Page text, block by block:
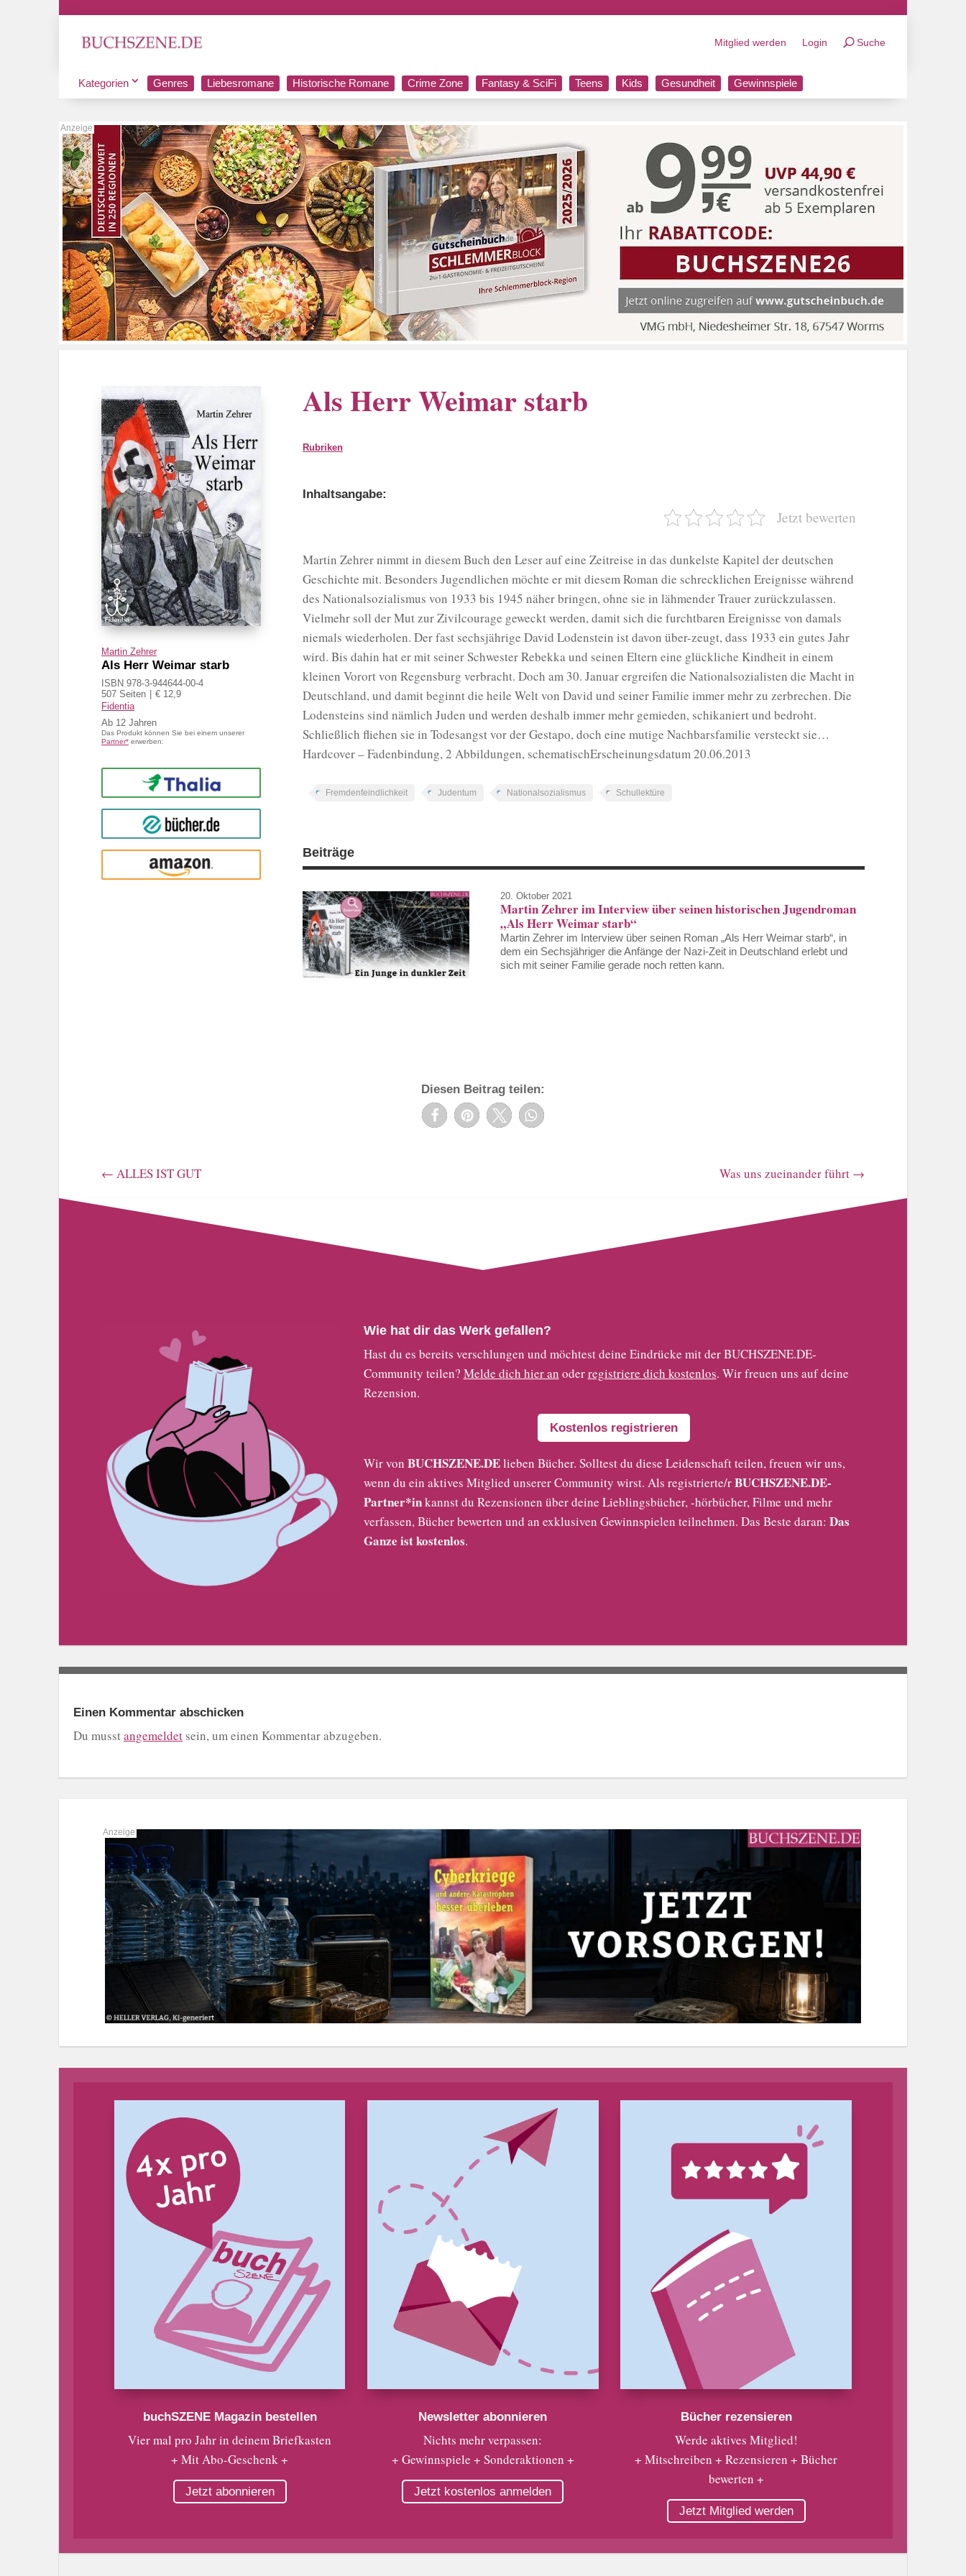
Mitglied werden Login Suche
Kategorien Genres Liebesromane Historische Romane Crime Zone Fantasy & SciFi Teens Kids Gesundheit Gewinnspiele
Martin Zehrer
Als Herr Weimar starb
ISBN 978-3-944644-00-4
507 Seiten
€ 12,9
Fidentia
Ab 12
Das Produkt können Sie bei einem unserer
Partner* erwerben:
Thalia
buecher.de
Amazon
Als Herr Weimar starb
Rubriken
Inhaltsangabe:
Jetzt bewerten
Martin Zehrer nimmt in diesem Buch den Leser auf eine Zeitreise in das dunkelste Kapitel der deutschen
Geschichte mit. Besonders Jugendlichen möchte er mit diesem Roman die schrecklichen Ereignisse während
des Nationalsozialismus von 1933 bis 1945 näher bringen, ohne sie in lähmender Trauer zurückzulassen.
Vielmehr soll der Mut zur Zivilcourage geweckt werden, damit sich die furchtbaren Ereignisse von damals
niemals wiederholen. Der fast sechsjährige David Lodenstein ist davon über-zeugt, dass 1933 ein gutes Jahr
wird. Bis dahin hat er mit seiner Schwester Rebekka und seinen Eltern eine glückliche Kindheit in einem
kleinen Vorort von Regensburg verbracht. Doch am 30. Januar ergreifen die Nationalsozialisten die Macht in
Deutschland, und damit beginnt die heile Welt von David und seiner Familie immer mehr zu zerbrechen. Die
Lodensteins sind nämlich Juden und werden deshalb immer mehr gemieden, schikaniert und bedroht.
Schließlich fliehen sie in Todesangst vor der Gestapo, doch eine mutige Nachbarsfamilie versteckt sie…
Hardcover – Fadenbindung, 2 Abbildungen, schematischErscheinungsdatum 20.06.2013
Fremdenfeindlichkeit Judentum Nationalsozialismus Schullektüre
Beiträge
20. Oktober 2021
Martin Zehrer im Interview über seinen historischen Jugendroman
„Als Herr Weimar starb“
Martin Zehrer im Interview über seinen Roman „Als Herr Weimar starb“, in
dem ein Sechsjähriger die Anfänge der Nazi-Zeit in Deutschland erlebt und
sich mit seiner Familie gerade noch retten kann.
Diesen Beitrag teilen:
← ALLES IST GUT Was uns zueinander führt →
Wie hat dir das Werk gefallen?
Hast du es bereits verschlungen und möchtest deine Eindrücke mit der BUCHSZENE.DE-
Community teilen? Melde dich hier an oderregistriere dich kostenlos. Wir freuen uns auf deine
Rezension.
Kostenlos registrieren
Wir von BUCHSZENE.DElieben Bücher. Solltest du diese Leidenschaft teilen, freuen wir uns,
wenn du ein aktives Mitglied unserer Community wirst. Als registrierte/rBUCHSZENE.DE-
Partner*inkannst du Rezensionen über deine Lieblingsbücher, -hörbücher, Filme und mehr
verfassen, Bücher bewerten und an exklusiven Gewinnspielen teilnehmen. Das Beste daran: Das
Ganze ist kostenlos.
Einen Kommentar abschicken
Du musstangemeldet sein, um einen Kommentar abzugeben.
buchSZENE Magazin bestellen
Vier mal pro Jahr in deinem Briefkasten
+ Mit Abo-Geschenk +
Jetzt abonnieren
Newsletter abonnieren
Nichts mehr verpassen:
+ Gewinnspiele + Sonderaktionen +
Jetzt kostenlos anmelden
Bücher rezensieren
Werde aktives Mitglied!
+ Mitschreiben + Rezensieren + Bücher
bewerten +
Jetzt Mitglied werden